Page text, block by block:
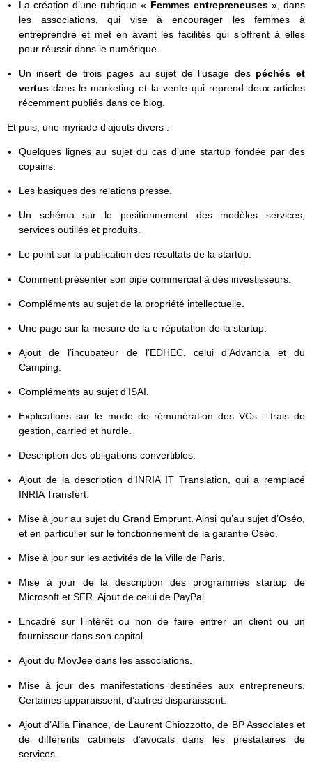
La création d’une rubrique « Femmes entrepreneuses », dans
les associations, qui vise à encourager les femmes à
entreprendre et met en avant les facilités qui s’offrent à elles
pour réussir dans le numérique.
Un insert de trois pages au sujet de l’usage des péchés et
vertus dans le marketing et la vente qui reprend deux articles
récemment publiés dans ce blog.
Et puis, une myriade d’ajouts divers :
Quelques lignes au sujet du cas d’une startup fondée par des
copains.
Les basiques des relations presse.
Un schéma sur le positionnement des modèles services,
services outillés et produits.
Le point sur la publication des résultats de la startup.
Comment présenter son pipe commercial à des investisseurs.
Compléments au sujet de la propriété intellectuelle.
Une page sur la mesure de la e-réputation de la startup.
Ajout de l’incubateur de l’EDHEC, celui d’Advancia et du
Camping.
Compléments au sujet d’ISAI.
Explications sur le mode de rémunération des VCs : frais de
gestion, carried et hurdle.
Description des obligations convertibles.
Ajout de la description d’INRIA IT Translation, qui a remplacé
INRIA Transfert.
Mise à jour au sujet du Grand Emprunt. Ainsi qu’au sujet d’Oséo,
et en particulier sur le fonctionnement de la garantie Oséo.
Mise à jour sur les activités de la Ville de Paris.
Mise à jour de la description des programmes startup de
Microsoft et SFR. Ajout de celui de PayPal.
Encadré sur l’intérêt ou non de faire entrer un client ou un
fournisseur dans son capital.
Ajout du MovJee dans les associations.
Mise à jour des manifestations destinées aux entrepreneurs.
Certaines apparaissent, d’autres disparaissent.
Ajout d’Allia Finance, de Laurent Chiozzotto, de BP Associates et
de différents cabinets d’avocats dans les prestataires de
services.